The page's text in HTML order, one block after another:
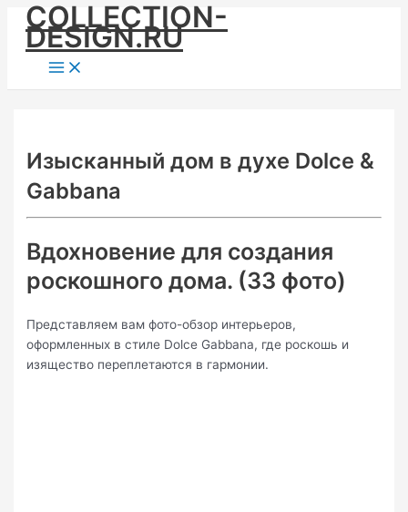
Skip
content
COLLECTION-
DESIGN.RU
Main
Menu
Изысканный дом в духе Dolce &
Gabbana
Вдохновение для создания
роскошного дома. (33 фото)
Представляем вам фото-обзор интерьеров,
оформленных в стиле Dolce Gabbana, где роскошь и
изящество переплетаются в гармонии.